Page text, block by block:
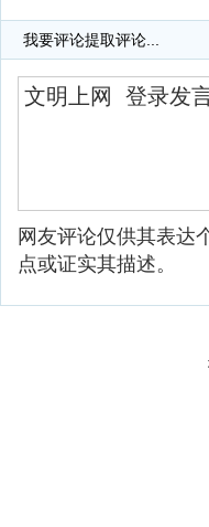
我要评论提取评论...
网友评论仅供其表达
点或证实其描述。